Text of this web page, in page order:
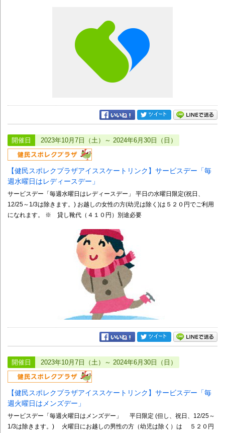
開催日 2023年10月7日（土）～ 2024年6月30日（日）
【健民スポレクプラザアイススケートリンク】サービスデー「毎
週水曜日はレディースデー」
サービスデー「毎週水曜日はレディースデー」 平日の水曜日限定(祝日、
12/25～1/3は除きます。) お越しの女性の方(幼児は除く)は５２０円でご利用
になれます。 ※ 貸し靴代（４１０円）別途必要
開催日 2023年10月7日（土）～ 2024年6月30日（日）
【健民スポレクプラザアイススケートリンク】サービスデー「毎
週火曜日はメンズデー」
サービスデー「毎週火曜日はメンズデー」 平日限定 (但し、祝日、12/25～
1/3は除きます。) 火曜日にお越しの男性の方（幼児は除く）は ５２０円